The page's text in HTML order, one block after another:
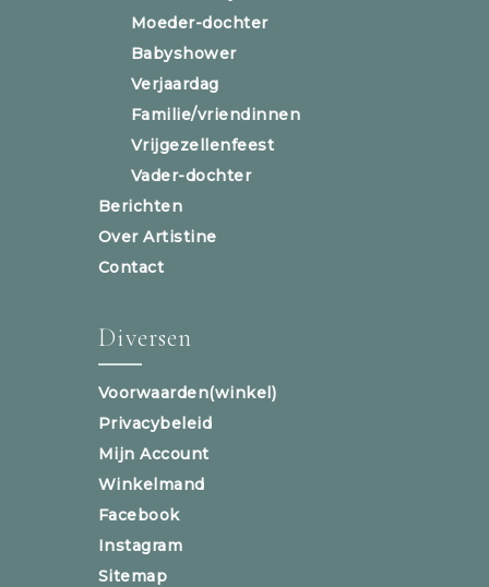
Moeder-dochter
Babyshower
Verjaardag
Familie/vriendinnen
Vrijgezellenfeest
Vader-dochter
Berichten
Over Artistine
Contact
Diversen
Voorwaarden(winkel)
Privacybeleid
Mijn Account
Winkelmand
Facebook
Instagram
Sitemap